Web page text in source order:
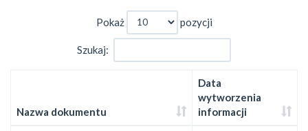
Pokaż pozycji
Szukaj:
Nazwa dokumentu
Data
wytworzenia
informacji